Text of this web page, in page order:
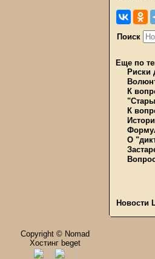
Поиск
Еще по
Риски
К
К
О
Новости
Copyright © Nomad
Хостинг beget